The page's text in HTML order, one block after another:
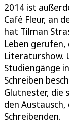
2014 ist
Café Fleur, an
hat Tilman
Leben
Literaturshow.
Studiengänge
Schreiben
Glutnester, die
den
Schreibenden.